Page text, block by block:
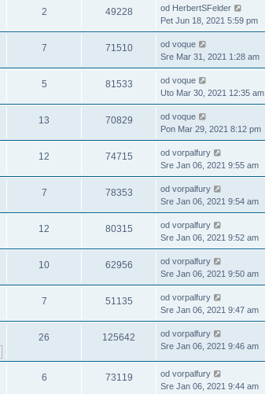
2 49228 od HerbertSFelder
Pet Jun 18, 2021 5:59 pm
7 71510 od voque
Sre Mar 31, 2021 1:28 am
5 81533 od voque
Uto Mar 30, 2021 12:35 am
13 70829 od voque
Pon Mar 29, 2021 8:12 pm
12 74715 od vorpalfury
Sre Jan 06, 2021 9:55 am
7 78353 od vorpalfury
Sre Jan 06, 2021 9:54 am
12 80315 od vorpalfury
Sre Jan 06, 2021 9:52 am
10 62956 od vorpalfury
Sre Jan 06, 2021 9:50 am
7 51135 od vorpalfury
Sre Jan 06, 2021 9:47 am
26 125642 od vorpalfury
Sre Jan 06, 2021 9:46 am
6 73119 od vorpalfury
Sre Jan 06, 2021 9:44 am